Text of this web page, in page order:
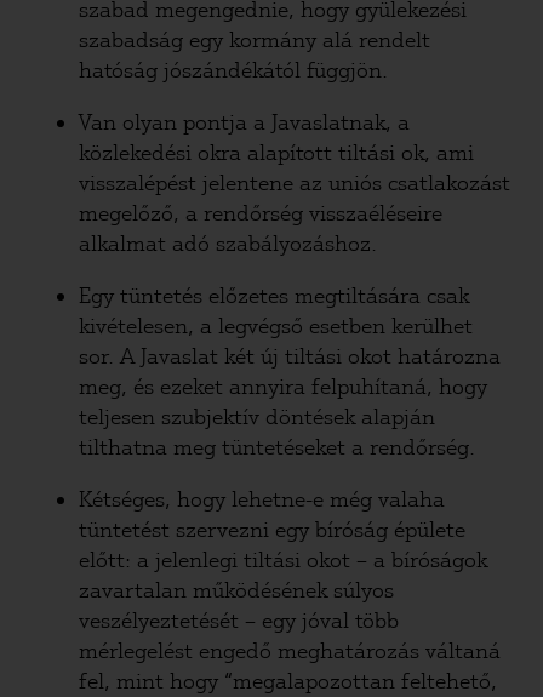
szabad megengednie, hogy gyülekezési
szabadság egy kormány alá rendelt
hatóság jószándékától függjön.
Van olyan pontja a Javaslatnak, a
közlekedési okra alapított tiltási ok, ami
visszalépést jelentene az uniós csatlakozást
megelőző, a rendőrség visszaéléseire
alkalmat adó szabályozáshoz.
Egy tüntetés előzetes megtiltására csak
kivételesen, a legvégső esetben kerülhet
sor. A Javaslat két új tiltási okot határozna
meg, és ezeket annyira felpuhítaná, hogy
teljesen szubjektív döntések alapján
tilthatna meg tüntetéseket a rendőrség.
Kétséges, hogy lehetne-e még valaha
tüntetést szervezni egy bíróság épülete
előtt: a jelenlegi tiltási okot – a bíróságok
zavartalan működésének súlyos
veszélyeztetését – egy jóval több
mérlegelést engedő meghatározás váltaná
fel, mint hogy “megalapozottan feltehető,